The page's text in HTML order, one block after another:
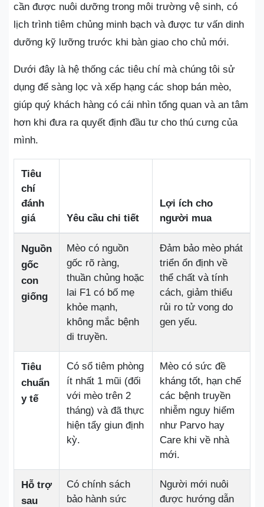
cần được nuôi dưỡng trong môi trường vệ sinh, có
lịch trình tiêm chủng minh bạch và được tư vấn dinh
dưỡng kỹ lưỡng trước khi bàn giao cho chủ mới.
Dưới đây là hệ thống các tiêu chí mà chúng tôi sử
dụng để sàng lọc và xếp hạng các shop bán mèo,
giúp quý khách hàng có cái nhìn tổng quan và an tâm
hơn khi đưa ra quyết định đầu tư cho thú cưng của
mình.
Tiêu
chí
đánh
giá
Yêu cầu chi tiết
Lợi ích cho
người mua
Nguồn
gốc
con
giống
Mèo có nguồn
gốc rõ ràng,
thuần chủng hoặc
lai F1 có bố mẹ
khỏe mạnh,
không mắc bệnh
di truyền.
Đảm bảo mèo phát
triển ổn định về
thể chất và tính
cách, giảm thiểu
rủi ro tử vong do
gen yếu.
Tiêu
chuẩn
y tế
Có sổ tiêm phòng
ít nhất 1 mũi (đối
với mèo trên 2
tháng) và đã thực
hiện tẩy giun định
kỳ.
Mèo có sức đề
kháng tốt, hạn chế
các bệnh truyền
nhiễm nguy hiểm
như Parvo hay
Care khi về nhà
mới.
Hỗ trợ
sau
Có chính sách
bảo hành sức
Người mới nuôi
được hướng dẫn